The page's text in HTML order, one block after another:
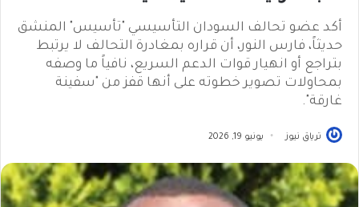
أكد عضو تحالف السودان التأسيسي "تأسيس" المنشق
حديثاً، فارس النور، أن قراره بمغادرة التحالف لا يرتبط
بتراجع أو انهيار قوات الدعم السريع، نافياً ما وصفه
بمحاولات تصوير خطوته على أنها قفز من "سفينة
غارقة".
ترياق نيوز يونيو 19, 2026